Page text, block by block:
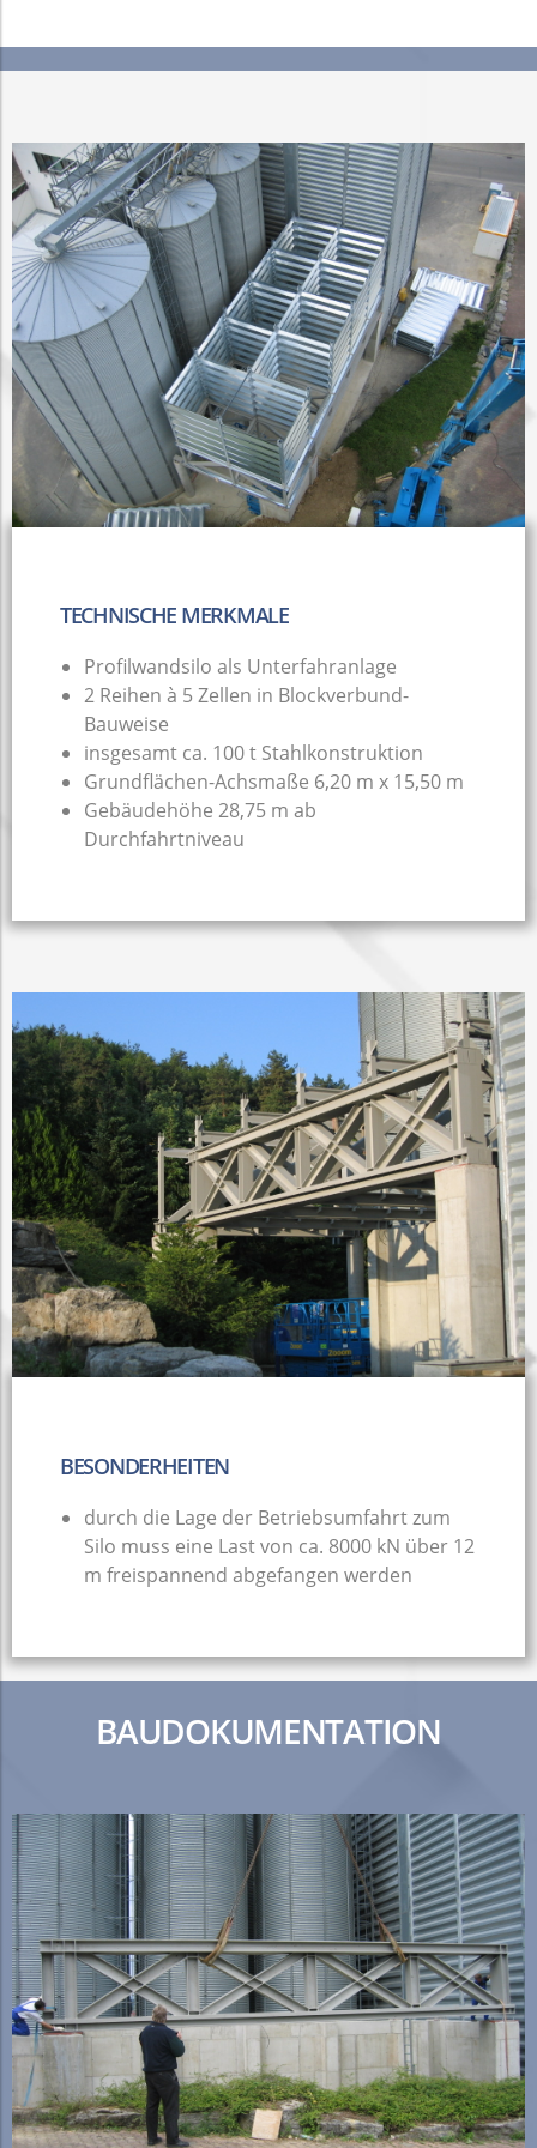
TECHNISCHE MERKMALE
Profilwandsilo als Unterfahranlage
2 Reihen à 5 Zellen in Blockverbund-
Bauweise
insgesamt ca. 100 t Stahlkonstruktion
Grundflächen-Achsmaße 6,20 m x 15,50 m
Gebäudehöhe 28,75 m ab
Durchfahrtniveau
BESONDERHEITEN
durch die Lage der Betriebsumfahrt zum
Silo muss eine Last von ca. 8000 kN über 12
m freispannend abgefangen werden
BAUDOKUMENTATION